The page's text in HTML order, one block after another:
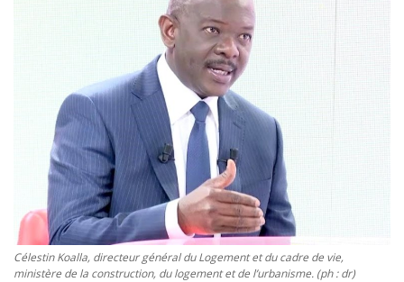
Autr'Actu
Célestin Koalla, directeur général du Logement et du cadre de vie,
ministère de la construction, du logement et de l’urbanisme. (ph : dr)